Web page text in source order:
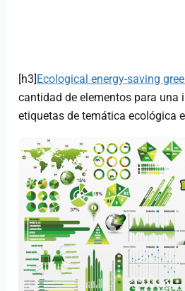
[h3]Ecological energy-saving
cantidad de elementos para
etiquetas de temática ecológica